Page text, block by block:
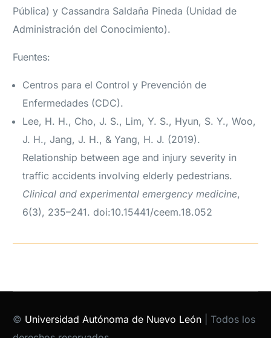
Pública) y Cassandra Saldaña Pineda (Unidad de
Administración del Conocimiento).
Fuentes:
Centros para el Control y Prevención de
Enfermedades (CDC).
Lee, H. H., Cho, J. S., Lim, Y. S., Hyun, S. Y., Woo,
J. H., Jang, J. H., & Yang, H. J. (2019).
Relationship between age and injury severity in
traffic accidents involving elderly pedestrians.
Clinical and experimental emergency medicine,
6(3), 235–241. doi:10.15441/ceem.18.052
© Universidad Autónoma de Nuevo León | Todos los